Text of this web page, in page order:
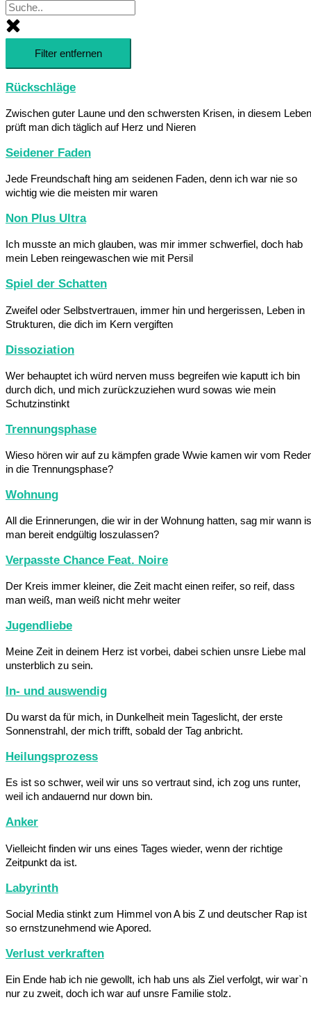
Filter entfernen
Rückschläge
Zwischen guter Laune und den schwersten Krisen, in diesem Leben
prüft man dich täglich auf Herz und Nieren
Seidener Faden
Jede Freundschaft hing am seidenen Faden, denn ich war nie so
wichtig wie die meisten mir waren
Non Plus Ultra
Ich musste an mich glauben, was mir immer schwerfiel, doch hab
mein Leben reingewaschen wie mit Persil
Spiel der Schatten
Zweifel oder Selbstvertrauen, immer hin und hergerissen, Leben in
Strukturen, die dich im Kern vergiften
Dissoziation
Wer behauptet ich würd nerven muss begreifen wie kaputt ich bin
durch dich, und mich zurückzuziehen wurd sowas wie mein
Schutzinstinkt
Trennungsphase
Wieso hören wir auf zu kämpfen grade Wwie kamen wir vom
in die Trennungsphase?
Wohnung
All die Erinnerungen, die wir in der Wohnung hatten, sag mir wann
man bereit endgültig loszulassen?
Verpasste Chance Feat. Noire
Der Kreis immer kleiner, die Zeit macht einen reifer, so reif, dass
man weiß, man weiß nicht mehr weiter
Jugendliebe
Meine Zeit in deinem Herz ist vorbei, dabei schien unsre Liebe mal
unsterblich zu sein.
In- und auswendig
Du warst da für mich, in Dunkelheit mein Tageslicht, der erste
Sonnenstrahl, der mich trifft, sobald der Tag anbricht.
Heilungsprozess
Es ist so schwer, weil wir uns so vertraut sind, ich zog uns runter,
weil ich andauernd nur down bin.
Anker
Vielleicht finden wir uns eines Tages wieder, wenn der richtige
Zeitpunkt da ist.
Labyrinth
Social Media stinkt zum Himmel von A bis Z und deutscher Rap ist
so ernstzunehmend wie Apored.
Verlust verkraften
Ein Ende hab ich nie gewollt, ich hab uns als Ziel verfolgt, wir war`n
nur zu zweit, doch ich war auf unsre Familie stolz.